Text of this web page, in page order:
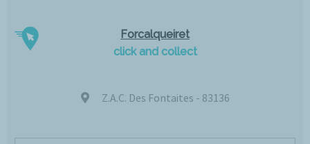
Forcalqueiret
click and collect
Z.A.C. Des Fontaites - 83136